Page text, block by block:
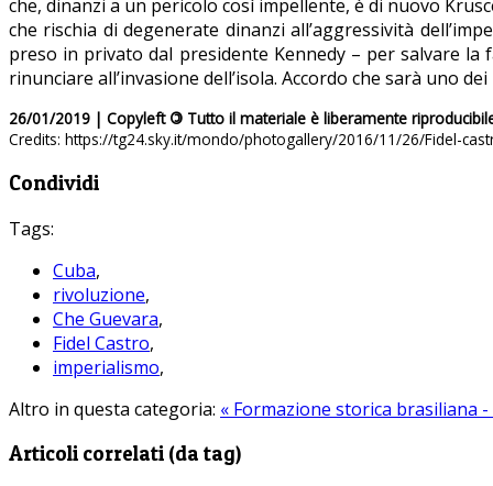
che, dinanzi a un pericolo così impellente, è di nuovo
che rischia di degenerate dinanzi all’aggressività
preso in privato dal presidente Kennedy – per salvare la
rinunciare all’invasione dell’isola. Accordo che sarà uno
26/01/2019 | Copyleft © Tutto il materiale è liberamente
Credits: https://tg24.sky.it/mondo/photogallery/2016/11/26/Fidel-
Condividi
Tags:
Cuba,
rivoluzione,
Che Guevara,
Fidel Castro,
imperialismo,
Altro in questa categoria: « Formazione storica brasiliana
Articoli correlati (da tag)